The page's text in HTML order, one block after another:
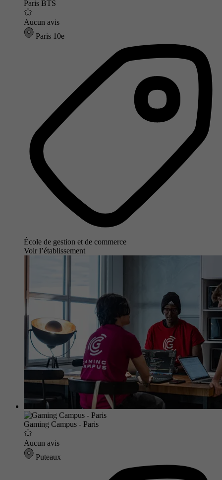
Paris BTS
Aucun avis
Paris 10e
École de gestion et de commerce
Voir l’établissement
Gaming Campus - Paris
Aucun avis
Puteaux